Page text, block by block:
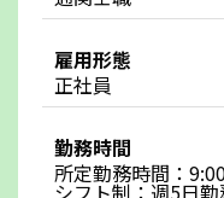
雇用形態
正社員
勤務時間
所定勤務時間：
シフト制：週5日